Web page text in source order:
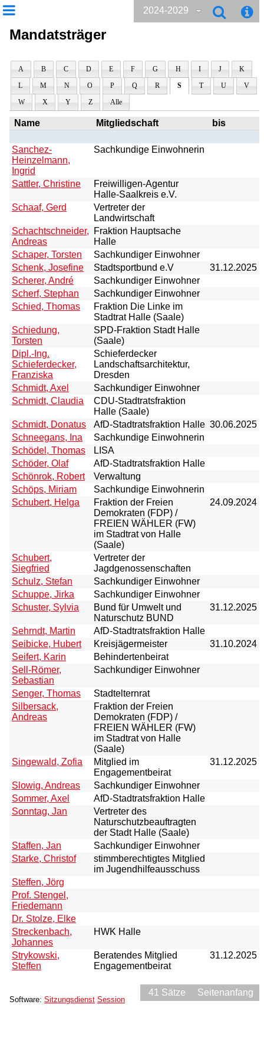
2024-2029
Mandatsträger
A B C D E F G H I J
K
L
M N O P Q R S T U
V
W
X Y Z Alle
Name Mitgliedschaft bis
Sanchez-
Heinzelmann,
Ingrid
Sachkundige Einwohnerin
Sattler, Christine
Freiwilligen-Agentur
Halle-Saalkreis e.V.
Schaaf, Gerd
Vertreter der
Landwirtschaft
Schachtschneider,
Andreas
Fraktion Hauptsache
Halle
Schaper, Torsten
Sachkundiger Einwohner
Schenk, Josefine
Stadtsportbund e.V
31.12.2025
Scherer, André
Sachkundiger Einwohner
Scherf, Stephan
Sachkundiger Einwohner
Schied, Thomas
Fraktion Die Linke im
Stadtrat Halle (Saale)
Schiedung,
Torsten
SPD-Fraktion Stadt Halle
(Saale)
Dipl.-Ing.
Schieferdecker,
Franziska
Schieferdecker
Landschaftsarchitektur,
Dresden
Schmidt, Axel
Sachkundiger Einwohner
Schmidt, Claudia
CDU-Stadtratsfraktion
Halle (Saale)
Schmidt, Donatus
AfD-Stadtratsfraktion Halle 30.06.2025
Schneegans, Ina
Sachkundige Einwohnerin
Schödel, Thomas
LISA
Schöder, Olaf
AfD-Stadtratsfraktion Halle
Schönrok, Robert
Verwaltung
Schöps, Miriam
Sachkundige Einwohnerin
Schubert, Helga
Fraktion der Freien
Demokraten (FDP) /
FREIEN WÄHLER (FW)
im Stadtrat von Halle
(Saale)
24.09.2024
Schubert,
Siegfried
Vertreter der
Jagdgenossenschaften
Schulz, Stefan
Sachkundiger Einwohner
Schuppe, Jirka
Sachkundiger Einwohner
Schuster, Sylvia
Bund für Umwelt und
Naturschutz BUND
31.12.2025
Sehrndt, Martin
AfD-Stadtratsfraktion Halle
Seibicke, Hubert
Kreisjägermeister
31.10.2024
Seifert, Karin
Behindertenbeirat
Sell-Römer,
Sebastian
Sachkundiger Einwohner
Senger, Thomas
Stadtelternrat
Silbersack,
Andreas
Fraktion der Freien
Demokraten (FDP) /
FREIEN WÄHLER (FW)
im Stadtrat von Halle
(Saale)
Singewald, Zofia
Mitglied im
Engagementbeirat
31.12.2025
Slowig, Andreas
Sachkundiger Einwohner
Sommer, Axel
AfD-Stadtratsfraktion Halle
Sonntag, Jan
Vertreter des
Naturschutzbeauftragten
der Stadt Halle (Saale)
Staffen, Jan
Sachkundiger Einwohner
Starke, Christof
stimmberechtigtes Mitglied
im Jugendhilfeausschuss
Steffen, Jörg
Prof. Stengel,
Friedemann
Dr. Stolze, Elke
Streckenbach,
Johannes
HWK Halle
Strykowski,
Steffen
Beratendes Mitglied
Engagementbeirat
31.12.2025
41 Sätze Seitenanfang
Software: Sitzungsdienst Session